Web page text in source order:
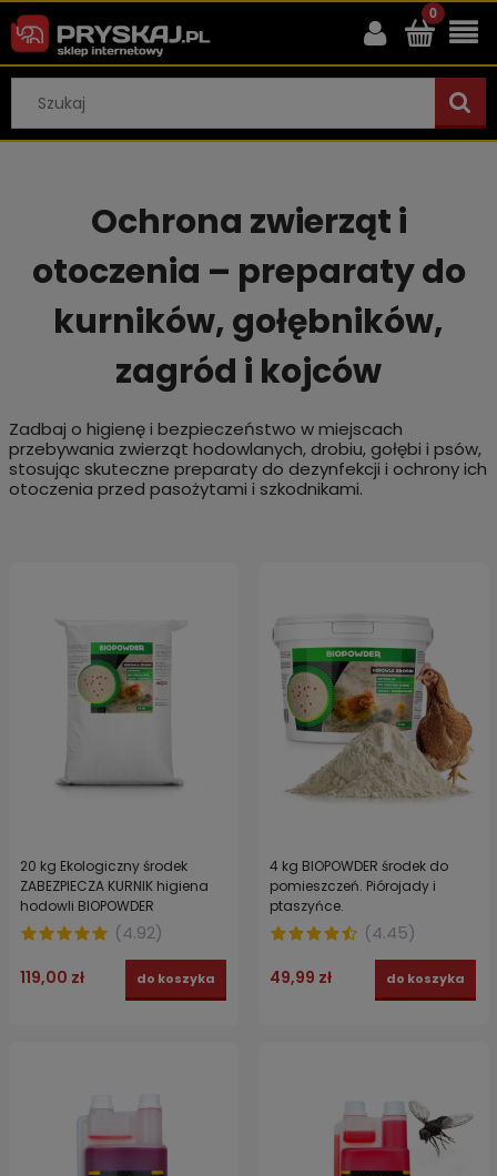
Ochrona zwierząt i
otoczenia – preparaty do
kurników, gołębników,
zagród i kojców
Zadbaj o higienę i bezpieczeństwo w miejscach
przebywania zwierząt hodowlanych, drobiu, gołębi i psów,
stosując skuteczne preparaty do dezynfekcji i ochrony ich
otoczenia przed pasożytami i szkodnikami.
20 kg Ekologiczny środek
ZABEZPIECZA KURNIK higiena
hodowli BIOPOWDER
(4.92)
119,00 zł do koszyka
4 kg BIOPOWDER środek do
pomieszczeń. Piórojady i
ptaszyńce.
(4.45)
49,99 zł do koszyka